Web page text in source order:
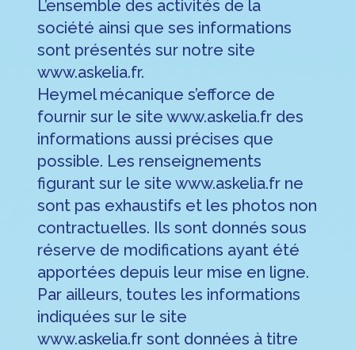
L’ensemble des activités de la
société ainsi que ses informations
sont présentés sur notre site
www.askelia.fr.
Heymel mécanique s’efforce de
fournir sur le site www.askelia.fr des
informations aussi précises que
possible. Les renseignements
figurant sur le site www.askelia.fr ne
sont pas exhaustifs et les photos non
contractuelles. Ils sont donnés sous
réserve de modifications ayant été
apportées depuis leur mise en ligne.
Par ailleurs, toutes les informations
indiquées sur le site
www.askelia.fr sont données à titre